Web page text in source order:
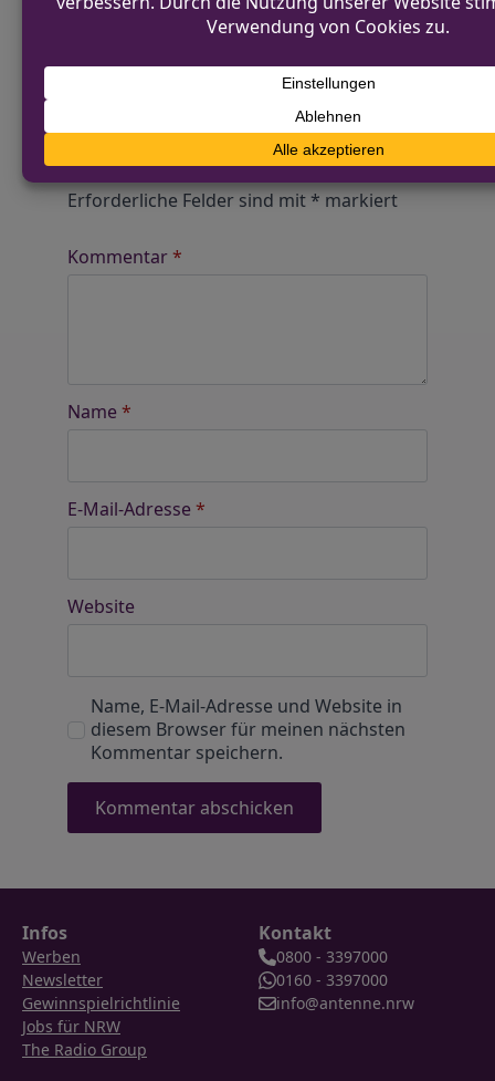
Alle Kommentare werden von unserer Redaktion im
Vorfeld geprüft.
Schreibe einen Kommentar
Deine E-Mail-Adresse wird nicht
veröffentlicht.
Erforderliche Felder sind mit* markiert
Kommentar*
Name *
E-Mail-Adresse *
Website
Name, E-Mail-Adresse und Website in
diesem Browser für meinen nächsten
Kommentar speichern.
Infos
Werben
Newsletter
Gewinnspielrichtlinie
Jobs für NRW
The Radio Group
Kontakt
0800 - 3397000
0160 - 3397000
info@antenne.nrw